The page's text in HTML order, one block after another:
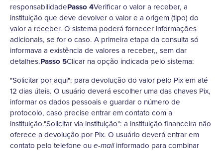
responsabilidadePasso 4Verificar o valor a receber, a
instituição que deve devolver o valor e a origem (tipo) do
valor a receber. O sistema poderá fornecer informações
adicionais, se for o caso. A primeira etapa da consulta só
informava a existência de valores a receber,, sem dar
detalhes.Passo 5Clicar na opção indicada pelo sistema:
"Solicitar por aqui": para devolução do valor pelo Pix em até
12 dias úteis. O usuário deverá escolher uma das chaves Pix,
informar os dados pessoais e guardar o número de
protocolo, caso precise entrar em contato com a
instituição."Solicitar via instituição": a instituição financeira não
oferece a devolução por Pix. O usuário deverá entrar em
contato pelo telefone ou e-mailinformado para combinar